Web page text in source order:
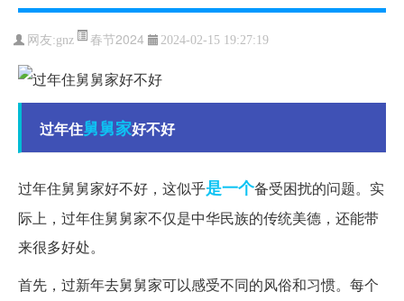
网友:gnz 春节2024 2024-02-15 19:27:19
过年住舅舅家好不好
过年住舅舅家好不好，这似乎是一个备受困扰的问题。实
际上，过年住舅舅家不仅是中华民族的传统美德，还能带
来很多好处。
首先，过新年去舅舅家可以感受不同的风俗和习惯。每个